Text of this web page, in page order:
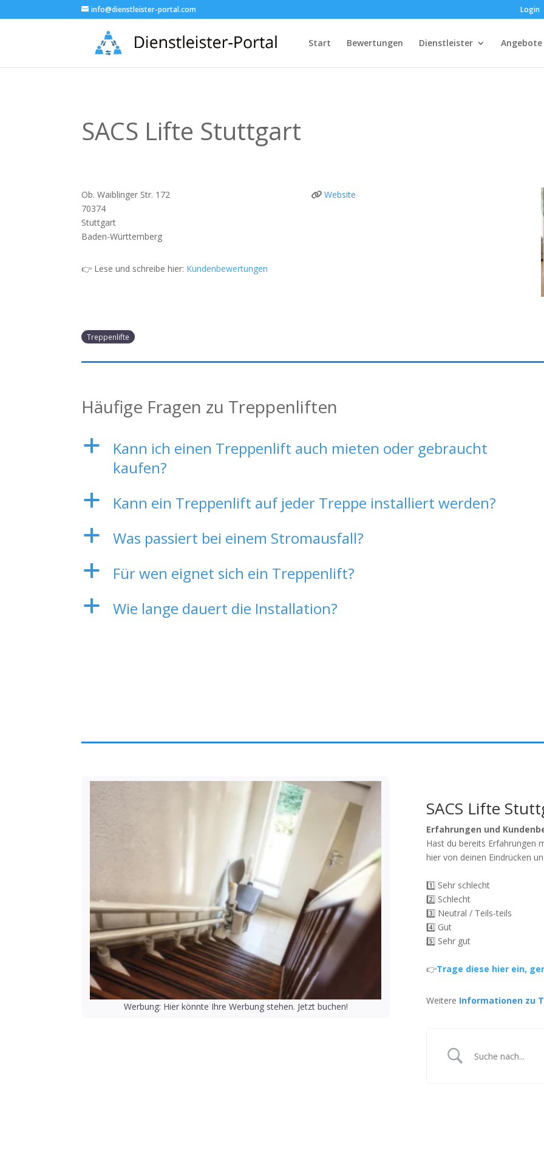
info@dienstleister-portal.com Login
Start Bewertungen Dienstleister Angebote
SACS Lifte Stuttgart
Ob. Waiblinger Str. 172
70374
Stuttgart
Baden-Württemberg
👉 Lese und schreibe hier: Kundenbewertungen
Website
Treppenlifte
Häufige Fragen zu Treppenliften
a
Kann ich einen Treppenlift auch mieten oder gebraucht
kaufen?
a Kann ein Treppenlift auf jeder Treppe installiert werden?
a Was passiert bei einem Stromausfall?
a Für wen eignet sich ein Treppenlift?
a Wie lange dauert die Installation?
Werbung: Hier könnte Ihre Werbung stehen. Jetzt buchen!
SACS Lifte
Erfahrungen und
Hast du bereits Erfahrungen
hier von deinen Eindrücken
1️⃣ Sehr schlecht
2️⃣ Schlecht
3️⃣ Neutral / Teils-teils
4️⃣ Gut
5️⃣ Sehr gut
👉Trage diese hier ein,
Weitere Informationen zu